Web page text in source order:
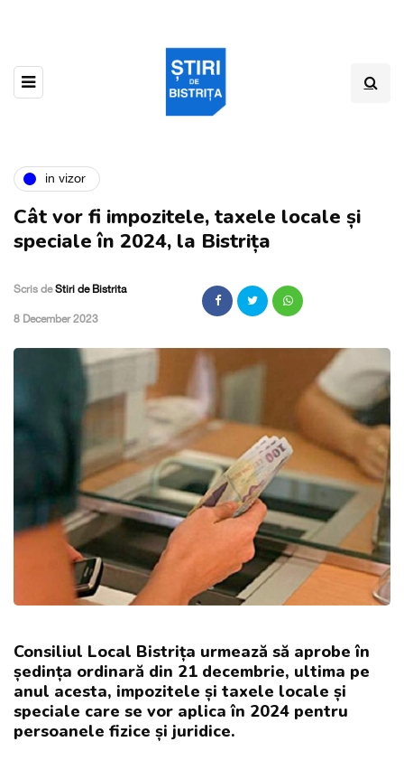
in vizor
Cât vor fi impozitele, taxele locale și
speciale în 2024, la Bistrița
Scris deStiri de Bistrita
,8 December 2023
Consiliul Local Bistrița urmează să aprobe în
ședința ordinară din 21 decembrie, ultima pe
anul acesta, impozitele și taxele locale și
speciale care se vor aplica în 2024 pentru
persoanele fizice și juridice.